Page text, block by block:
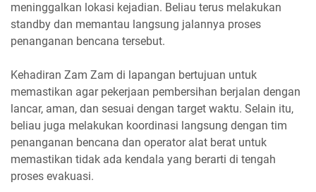
meninggalkan lokasi kejadian. Beliau terus melakukan
standby dan memantau langsung jalannya proses
penanganan bencana tersebut.
Kehadiran Zam Zam di lapangan bertujuan untuk
memastikan agar pekerjaan pembersihan berjalan dengan
lancar, aman, dan sesuai dengan target waktu. Selain itu,
beliau juga melakukan koordinasi langsung dengan tim
penanganan bencana dan operator alat berat untuk
memastikan tidak ada kendala yang berarti di tengah
proses evakuasi.